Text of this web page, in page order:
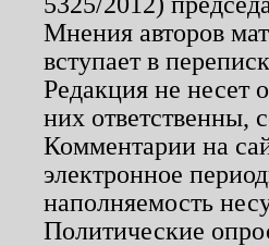
Мнения авторов
вступает в
Редакция не несет
них ответственны,
Комментарии на
электронное
наполняемость
Политические